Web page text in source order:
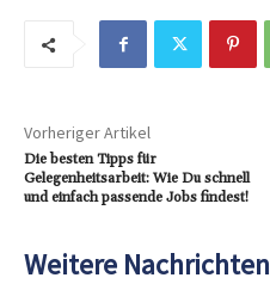
Vorheriger Artikel
Die besten Tipps für
Gelegenheitsarbeit: Wie Du schnell
und einfach passende Jobs findest!
Weitere Nachrichten